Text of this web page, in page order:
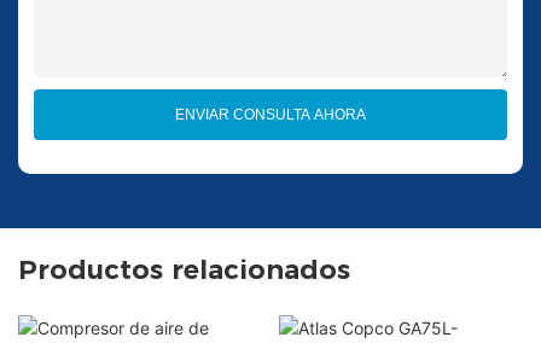
ENVIAR CONSULTA AHORA
Productos relacionados